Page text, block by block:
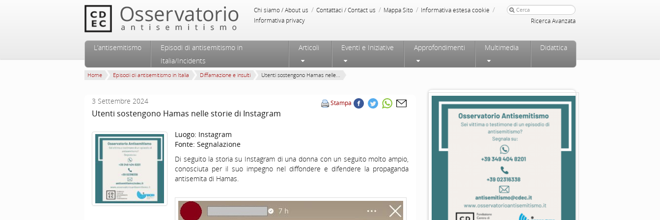
Chi siamo / About us / Contattaci / Contact us / Mappa Sito / Informativa estesa cookie /
Informativa privacy Ricerca Avanzata
Menu principale
Vai al contenuto principale
Vai al contenuto secondario
L’antisemitismo
Episodi di antisemitismo in
Italia/Incidents
Articoli Eventi e Iniziative Approfondimenti Multimedia Didattica
Home Episodi di antisemitismo in Italia Diffamazione e insulti Utenti sostengono Hamas nelle...
Stampa
3 Settembre 2024
Utenti sostengono Hamas nelle storie di Instagram
Luogo: Instagram
Fonte: Segnalazione
Di seguito la storia su Instagram di una donna con un seguito molto ampio,
conosciuta per il suo impegno nel diffondere e difendere la propaganda
antisemita di Hamas.